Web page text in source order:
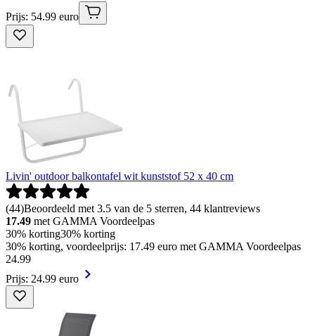
Prijs: 54.99 euro
Livin' outdoor balkontafel wit kunststof 52 x 40 cm
(44)Beoordeeld met 3.5 van de 5 sterren, 44 klantreviews
17.49 met GAMMA Voordeelpas
30% korting30% korting
30% korting, voordeelprijs: 17.49 euro met GAMMA Voordeelpas
24.99
Prijs: 24.99 euro